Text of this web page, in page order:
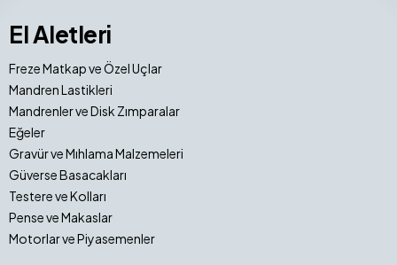
El Aletleri
Freze Matkap ve Özel Uçlar
Mandren Lastikleri
Mandrenler ve Disk Zımparalar
Eğeler
Gravür ve Mıhlama Malzemeleri
Güverse Basacakları
Testere ve Kolları
Pense ve Makaslar
Motorlar ve Piyasemenler